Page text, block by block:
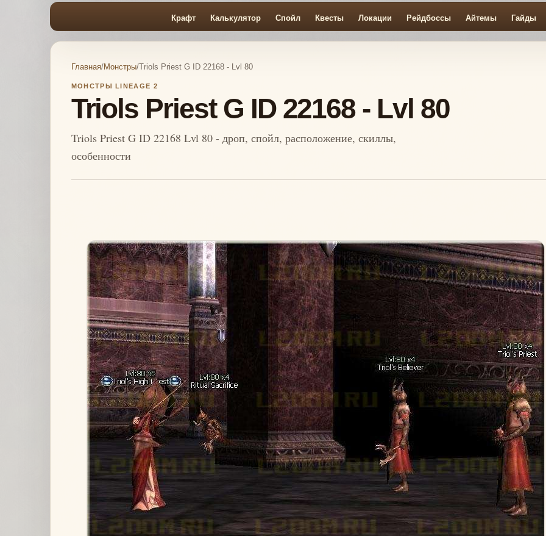
Крафт Калькулятор Спойл Квесты Локации Рейдбоссы Айтемы Гайды
Главная/Монстры/Triols Priest G ID 22168 - Lvl 80
МОНСТРЫ LINEAGE 2
Triols Priest G ID 22168 - Lvl 80
Triols Priest G ID 22168 Lvl 80 - дроп, спойл, расположение, скиллы,
особенности